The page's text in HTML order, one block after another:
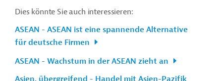
Dies könnte Sie auch interessieren:
ASEAN - ASEAN ist eine spannende Alternative
für deutsche Firmen
ASEAN - Wachstum in der ASEAN zieht an
Asien, übergreifend - Handel mit Asien-Pazifik